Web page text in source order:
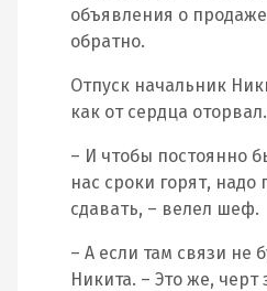
объявления о
обратно.
Отпуск начальник
как от сердца оторвал.
– И чтобы постоянно
нас сроки горят, надо
сдавать, – велел шеф.
– А если там связи не
Никита. – Это же, черт